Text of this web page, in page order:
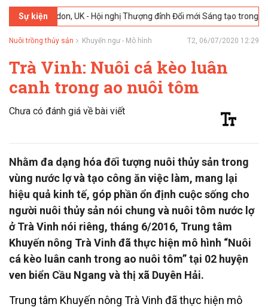
Sự kiện
London, UK - Hội nghị Thượng đỉnh Đổi mới Sáng tạo trong Ngành
Nuôi trồng thủy sản Khuyến ngư - Mô hình T2, 06/07/2020 12:29
Trà Vinh: Nuôi cá kèo luân
canh trong ao nuôi tôm
Chưa có đánh giá về bài viết
Nhằm đa dạng hóa đối tượng nuôi thủy sản trong
vùng nước lợ và tạo công ăn việc làm, mang lại
hiệu quả kinh tế, góp phần ổn định cuộc sống cho
người nuôi thủy sản nói chung và nuôi tôm nước lợ
ở Trà Vinh nói riêng, tháng 6/2016, Trung tâm
Khuyến nông Trà Vinh đã thực hiện mô hình “Nuôi
cá kèo luân canh trong ao nuôi tôm” tại 02 huyện
ven biển Cầu Ngang và thị xã Duyên Hải.
Trung tâm Khuyến nông Trà Vinh đã thực hiện mô